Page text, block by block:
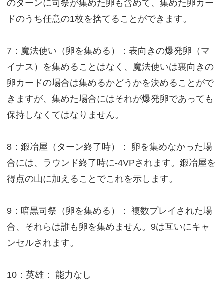
のターンに司祭が集めた卵も含めて、集めた卵カー
ドのうち任意の1枚を捨てることができます。
7：魔法使い（卵を集める）：表向きの爆発卵（マ
イナス）を集めることはなく、魔法使いは裏向きの
卵カードの場合は集めるかどうかを決めることがで
きますが、集めた場合にはそれが爆発卵であっても
保持しなくてはなりません。
8：鍛冶屋（ターン終了時）： 卵を集めなかった場
合には、ラウンド終了時に-4VPされます。鍛冶屋を
得点の山に加えることでこれを示します。
9：暗黒司祭（卵を集める）： 複数プレイされた場
合、それらは誰も卵を集めません。9は互いにキャ
ンセルされます。
10：英雄： 能力なし